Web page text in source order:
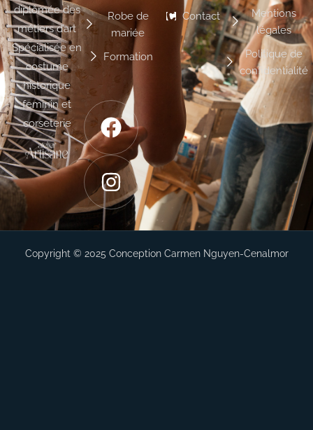
diplômée des
métiers d’art
Spécialisée en
costume
historique
feminin et
corseterie
Robe de
mariée
Formation
Contact
Mentions
légales
Politique de
confidentialité
Copyright © 2025 Conception Carmen Nguyen-Cenalmor